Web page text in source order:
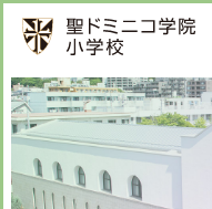
ご挨拶
校長メッセージ
教育方針